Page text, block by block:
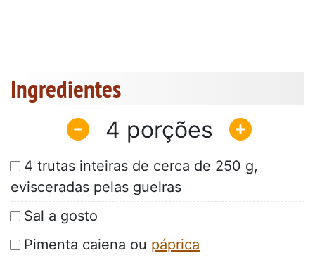
Ingredientes
4
4 trutas inteiras de cerca de 250 g,
evisceradas pelas guelras
Sal a gosto
Pimenta caiena ou páprica